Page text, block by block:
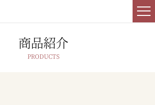
商品紹介